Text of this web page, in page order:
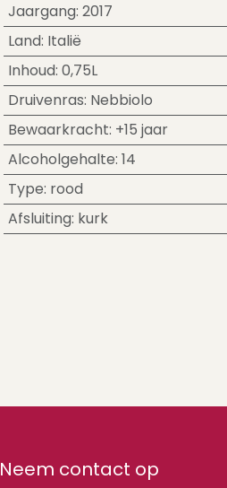
Jaargang: 2017
Land: Italië
Inhoud: 0,75L
Druivenras: Nebbiolo
Bewaarkracht: +15 jaar
Alcoholgehalte: 14
Type: rood
Afsluiting: kurk
Neem contact op